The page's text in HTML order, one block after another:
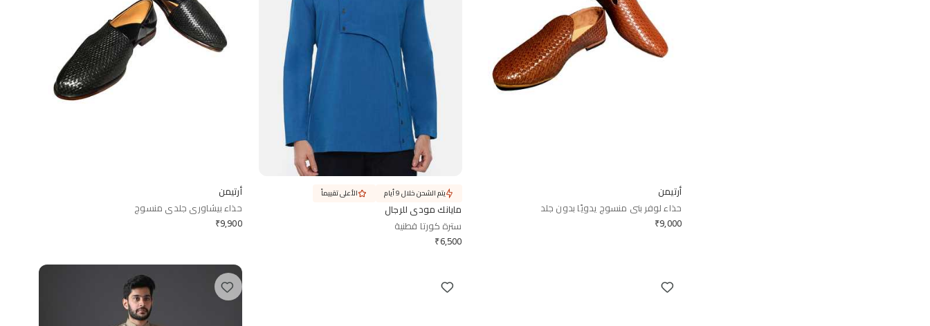
أرتيمن
حذاء لوفر بني منسوج يدويًا بدون جلد
₹9,000
مايانك مودي للرجال
سترة كورتا قطنية
₹6,500
يتم الشحن خلال 9 أيام الأعلى تقييماً
أرتيمن
حذاء بيشاوري جلدي منسوج
₹9,900